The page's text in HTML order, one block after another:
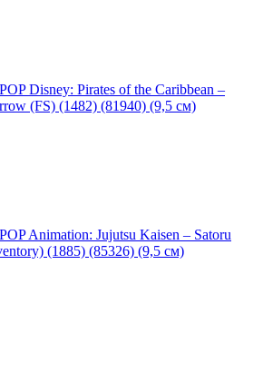
Disney: Pirates of the Caribbean –
(FS) (1482) (81940) (9,5 см)
Animation: Jujutsu Kaisen – Satoru
(1885) (85326) (9,5 см)